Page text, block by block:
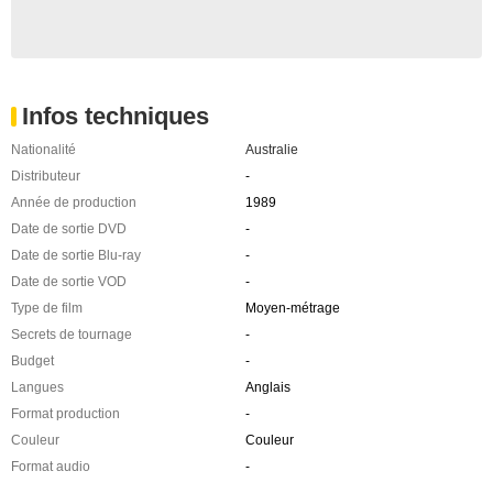
Infos techniques
Nationalité
Australie
Distributeur
-
Année de production
1989
Date de sortie DVD
-
Date de sortie Blu-ray
-
Date de sortie VOD
-
Type de film
Moyen-métrage
Secrets de tournage
-
Budget
-
Langues
Anglais
Format production
-
Couleur
Couleur
Format audio
-